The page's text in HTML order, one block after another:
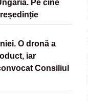
Pe cine
O dronă a
iar
Consiliul